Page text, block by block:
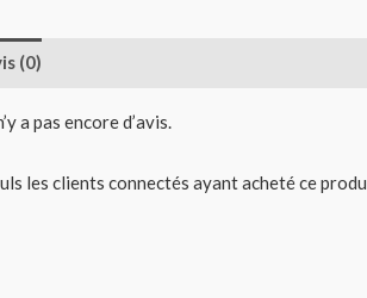
(0)
a pas encore d’avis.
les clients connectés ayant acheté ce